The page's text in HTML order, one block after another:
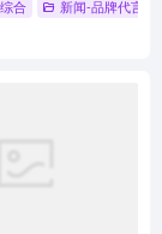
# BABI # 邱鼎杰
合 新闻-品牌代言人